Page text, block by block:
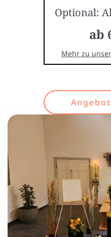
Optional:
ab
Mehr zu